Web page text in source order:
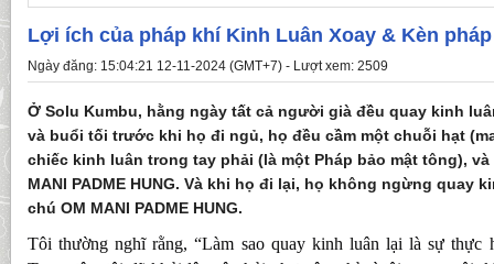
Lợi ích của pháp khí Kinh Luân Xoay & Kèn
Ngày đăng: 15:04:21 12-11-2024 (GMT+7) - Lượt xem: 2509
Ở Solu Kumbu, hằng ngày tất cả người già đều quay kinh
và buổi tối trước khi họ đi ngủ, họ đều cầm một chuỗi hạt
chiếc kinh luân trong tay phải (là một Pháp bảo mật tông),
MANI PADME HUNG. Và khi họ đi lại, họ không ngừng quay
chú OM MANI PADME HUNG.
Tôi thường nghĩ rằng, “Làm sao quay kinh luân lại là sự thực